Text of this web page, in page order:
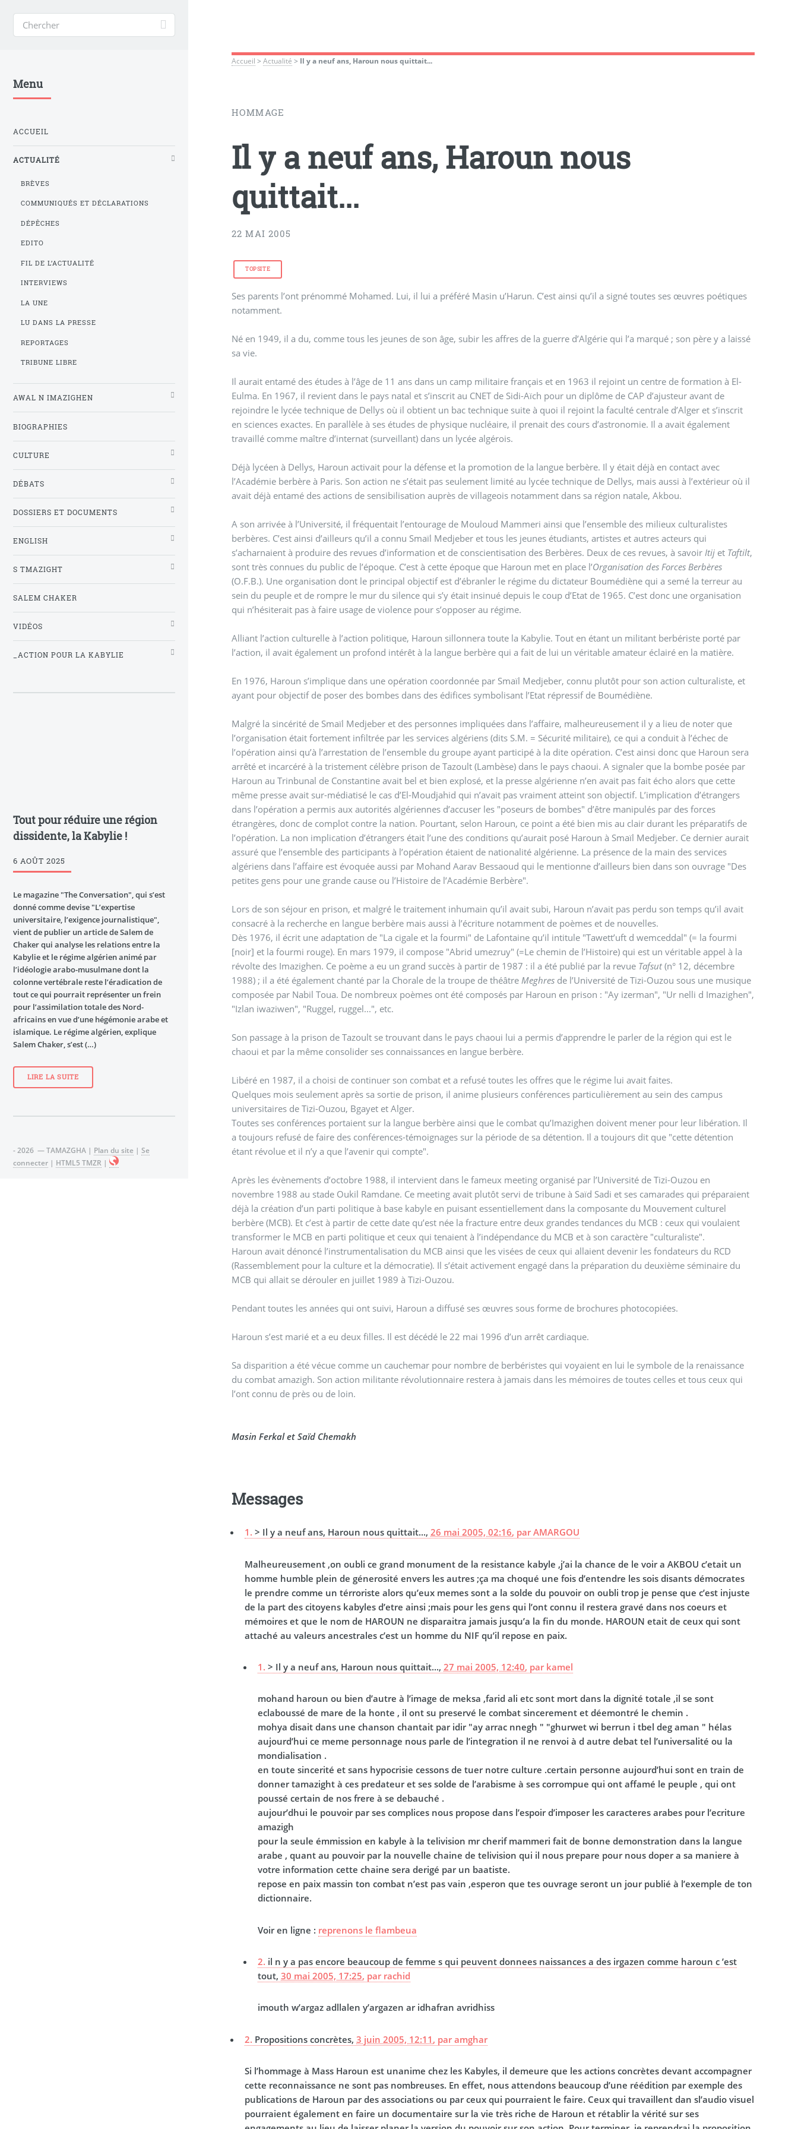
Accueil >Actualité > Il y a neuf ans, Haroun nous quittait...
HOMMAGE
Il y a neuf ans, Haroun nous
quittait...
22 MAI 2005
TOPSITE
Ses parents l’ont prénommé Mohamed. Lui, il lui a préféré Masin u’Harun. C’est ainsi qu’il a signé toutes ses œuvres poétiques
notamment.
Né en 1949, il a du, comme tous les jeunes de son âge, subir les affres de la guerre d’Algérie qui l’a marqué ; son père y a laissé
sa vie.
Il aurait entamé des études à l’âge de 11 ans dans un camp militaire français et en 1963 il rejoint un centre de formation à El-
Eulma. En 1967, il revient dans le pays natal et s’inscrit au CNET de Sidi-Aïch pour un diplôme de CAP d’ajusteur avant de
rejoindre le lycée technique de Dellys où il obtient un bac technique suite à quoi il rejoint la faculté centrale d’Alger et s’inscrit
en sciences exactes. En parallèle à ses études de physique nucléaire, il prenait des cours d’astronomie. Il a avait également
travaillé comme maître d’internat (surveillant) dans un lycée algérois.
Déjà lycéen à Dellys, Haroun activait pour la défense et la promotion de la langue berbère. Il y était déjà en contact avec
l’Académie berbère à Paris. Son action ne s’était pas seulement limité au lycée technique de Dellys, mais aussi à l’extérieur où il
avait déjà entamé des actions de sensibilisation auprès de villageois notamment dans sa région natale, Akbou.
A son arrivée à l’Université, il fréquentait l’entourage de Mouloud Mammeri ainsi que l’ensemble des milieux culturalistes
berbères. C’est ainsi d’ailleurs qu’il a connu Smaïl Medjeber et tous les jeunes étudiants, artistes et autres acteurs qui
s’acharnaient à produire des revues d’information et de conscientisation des Berbères. Deux de ces revues, à savoirItij et Taftilt,
sont très connues du public de l’époque. C’est à cette époque que Haroun met en place l’Organisation des Forces Berbères
(O.F.B.). Une organisation dont le principal objectif est d’ébranler le régime du dictateur Boumédiène qui a semé la terreur au
sein du peuple et de rompre le mur du silence qui s’y était insinué depuis le coup d’Etat de 1965. C’est donc une organisation
qui n’hésiterait pas à faire usage de violence pour s’opposer au régime.
Alliant l’action culturelle à l’action politique, Haroun sillonnera toute la Kabylie. Tout en étant un militant berbériste porté par
l’action, il avait également un profond intérêt à la langue berbère qui a fait de lui un véritable amateur éclairé en la matière.
En 1976, Haroun s’implique dans une opération coordonnée par Smaïl Medjeber, connu plutôt pour son action culturaliste, et
ayant pour objectif de poser des bombes dans des édifices symbolisant l’Etat répressif de Boumédiène.
Malgré la sincérité de Smaïl Medjeber et des personnes impliquées dans l’affaire, malheureusement il y a lieu de noter que
l’organisation était fortement infiltrée par les services algériens (dits S.M. = Sécurité militaire), ce qui a conduit à l’échec de
l’opération ainsi qu’à l’arrestation de l’ensemble du groupe ayant participé à la dite opération. C’est ainsi donc que Haroun sera
arrêté et incarcéré à la tristement célèbre prison de Tazoult (Lambèse) dans le pays chaoui. A signaler que la bombe posée par
Haroun au Trinbunal de Constantine avait bel et bien explosé, et la presse algérienne n’en avait pas fait écho alors que cette
même presse avait sur-médiatisé le cas d’El-Moudjahid qui n’avait pas vraiment atteint son objectif. L’implication d’étrangers
dans l’opération a permis aux autorités algériennes d’accuser les "poseurs de bombes" d’être manipulés par des forces
étrangères, donc de complot contre la nation. Pourtant, selon Haroun, ce point a été bien mis au clair durant les préparatifs de
l’opération. La non implication d’étrangers était l’une des conditions qu’aurait posé Haroun à Smaïl Medjeber. Ce dernier aurait
assuré que l’ensemble des participants à l’opération étaient de nationalité algérienne. La présence de la main des services
algériens dans l’affaire est évoquée aussi par Mohand Aarav Bessaoud qui le mentionne d’ailleurs bien dans son ouvrage "Des
petites gens pour une grande cause ou l’Histoire de l’Académie Berbère".
Lors de son séjour en prison, et malgré le traitement inhumain qu’il avait subi, Haroun n’avait pas perdu son temps qu’il avait
consacré à la recherche en langue berbère mais aussi à l’écriture notamment de poèmes et de nouvelles.
Dès 1976, il écrit une adaptation de "La cigale et la fourmi" de Lafontaine qu’il intitule "Tawett’uft d wemceddal" (= la fourmi
[noir] et la fourmi rouge). En mars 1979, il compose "Abrid umezruy" (=Le chemin de l’Histoire) qui est un véritable appel à la
révolte des Imazighen. Ce poème a eu un grand succès à partir de 1987 : il a été publié par la revue Tafsut(n° 12, décembre
1988) ; il a été également chanté par la Chorale de la troupe de théâtreMeghres de l’Université de Tizi-Ouzou sous une musique
composée par Nabil Toua. De nombreux poèmes ont été composés par Haroun en prison : "Ay izerman", "Ur nelli d Imazighen",
"Izlan iwaziwen", "Ruggel, ruggel...", etc.
Son passage à la prison de Tazoult se trouvant dans le pays chaoui lui a permis d’apprendre le parler de la région qui est le
chaoui et par la même consolider ses connaissances en langue berbère.
Libéré en 1987, il a choisi de continuer son combat et a refusé toutes les offres que le régime lui avait faites.
Quelques mois seulement après sa sortie de prison, il anime plusieurs conférences particulièrement au sein des campus
universitaires de Tizi-Ouzou, Bgayet et Alger.
Toutes ses conférences portaient sur la langue berbère ainsi que le combat qu’Imazighen doivent mener pour leur libération. Il
a toujours refusé de faire des conférences-témoignages sur la période de sa détention. Il a toujours dit que "cette détention
étant révolue et il n’y a que l’avenir qui compte".
Après les évènements d’octobre 1988, il intervient dans le fameux meeting organisé par l’Université de Tizi-Ouzou en
novembre 1988 au stade Oukil Ramdane. Ce meeting avait plutôt servi de tribune à Saïd Sadi et ses camarades qui préparaient
déjà la création d’un parti politique à base kabyle en puisant essentiellement dans la composante du Mouvement culturel
berbère (MCB). Et c’est à partir de cette date qu’est née la fracture entre deux grandes tendances du MCB : ceux qui voulaient
transformer le MCB en parti politique et ceux qui tenaient à l’indépendance du MCB et à son caractère "culturaliste".
Haroun avait dénoncé l’instrumentalisation du MCB ainsi que les visées de ceux qui allaient devenir les fondateurs du RCD
(Rassemblement pour la culture et la démocratie). Il s’était activement engagé dans la préparation du deuxième séminaire du
MCB qui allait se dérouler en juillet 1989 à Tizi-Ouzou.
Pendant toutes les années qui ont suivi, Haroun a diffusé ses œuvres sous forme de brochures photocopiées.
Haroun s’est marié et a eu deux filles. Il est décédé le 22 mai 1996 d’un arrêt cardiaque.
Sa disparition a été vécue comme un cauchemar pour nombre de berbéristes qui voyaient en lui le symbole de la renaissance
du combat amazigh. Son action militante révolutionnaire restera à jamais dans les mémoires de toutes celles et tous ceux qui
l’ont connu de près ou de loin.
Masin Ferkal et Saïd Chemakh
Messages
1. > Il y a neuf ans, Haroun nous quittait...,26 mai 2005, 02:16, parAMARGOU
Malheureusement ,on oubli ce grand monument de la resistance kabyle ,j’ai la chance de le voir a AKBOU c’etait un
homme humble plein de génerosité envers les autres ;ça ma choqué une fois d’entendre les sois disants démocrates
le prendre comme un térroriste alors qu’eux memes sont a la solde du pouvoir on oubli trop je pense que c’est injuste
de la part des citoyens kabyles d’etre ainsi ;mais pour les gens qui l’ont connu il restera gravé dans nos coeurs et
mémoires et que le nom de HAROUN ne disparaitra jamais jusqu’a la fin du monde. HAROUN etait de ceux qui sont
attaché au valeurs ancestrales c’est un homme du NIF qu’il repose en paix.
1. > Il y a neuf ans, Haroun nous quittait...,27 mai 2005, 12:40, par kamel
mohand haroun ou bien d’autre à l’image de meksa ,farid ali etc sont mort dans la dignité totale ,il se sont
eclaboussé de mare de la honte , il ont su preservé le combat sincerement et déemontré le chemin .
mohya disait dans une chanson chantait par idir "ay arrac nnegh " "ghurwet wi berrun i tbel deg aman " hélas
aujourd’hui ce meme personnage nous parle de l’integration il ne renvoi à d autre debat tel l’universalité ou la
mondialisation .
en toute sincerité et sans hypocrisie cessons de tuer notre culture .certain personne aujourd’hui sont en train de
donner tamazight à ces predateur et ses solde de l’arabisme à ses corrompue qui ont affamé le peuple , qui ont
poussé certain de nos frere à se debauché .
aujour’dhui le pouvoir par ses complices nous propose dans l’espoir d’imposer les caracteres arabes pour l’ecriture
amazigh
pour la seule émmission en kabyle à la telivision mr cherif mammeri fait de bonne demonstration dans la langue
arabe , quant au pouvoir par la nouvelle chaine de telivision qui il nous prepare pour nous doper a sa maniere à
votre information cette chaine sera derigé par un baatiste.
repose en paix massin ton combat n’est pas vain ,esperon que tes ouvrage seront un jour publié à l’exemple de ton
dictionnaire.
Voir en ligne : reprenons le flambeua
2. il n y a pas encore beaucoup de femme s qui peuvent donnees naissances a des irgazen comme haroun c ’est
tout,30 mai 2005, 17:25, par rachid
imouth w’argaz adllalen y’argazen ar idhafran avridhiss
2. Propositions concrètes,3 juin 2005, 12:11 , paramghar
Si l’hommage à Mass Haroun est unanime chez les Kabyles, il demeure que les actions concrètes devant accompagner
cette reconnaissance ne sont pas nombreuses. En effet, nous attendons beaucoup d’une réédition par exemple des
publications de Haroun par des associations ou par ceux qui pourraient le faire. Ceux qui travaillent dan sl’audio visuel
pourraient également en faire un documentaire sur la vie très riche de Haroun et rétablir la vérité sur ses
Menu
ACCUEIL
ACTUALITÉ
BRÈVES
COMMUNIQUÉS ET DÉCLARATIONS
DÉPÊCHES
EDITO
FIL DE L’ACTUALITÉ
INTERVIEWS
LA UNE
LU DANS LA PRESSE
REPORTAGES
TRIBUNE LIBRE
AWAL N IMAZIGHEN
BIOGRAPHIES
CULTURE
DÉBATS
DOSSIERS ET DOCUMENTS
ENGLISH
S TMAZIGHT
SALEM CHAKER
VIDÉOS
_ACTION POUR LA KABYLIE
Tout pour réduire une région
dissidente, la Kabylie !
6 AOÛT 2025
Le magazine "The Conversation", qui s’est
donné comme devise "L’expertise
universitaire, l’exigence journalistique",
vient de publier un article de Salem de
Chaker qui analyse les relations entre la
Kabylie et le régime algérien animé par
l’idéologie arabo-musulmane dont la
colonne vertébrale reste l’éradication de
tout ce qui pourrait représenter un frein
pour l’assimilation totale des Nord-
africains en vue d’une hégémonie arabe et
islamique. Le régime algérien, explique
Salem Chaker, s’est (…)
LIRE LA SUITE
- 2026 — TAMAZGHA | Plan du site | Se
connecter | HTML5 TMZR |